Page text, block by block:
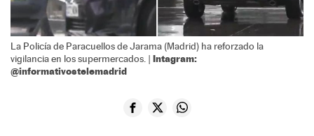
La Policía de Paracuellos de Jarama (Madrid) ha reforzado la
vigilancia en los supermercados. | Intagram:
@informativostelemadrid